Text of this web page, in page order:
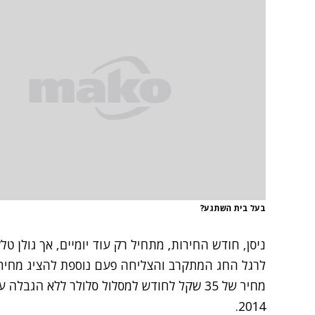
בעל בית השתגע?
ניסן, חודש החירות, מתחיל רק עוד יומיים, אך
לרגל החג המתקרב והצליחה פעם נוספת להציג
מחיר של 35 שקל לחודש למסלול סלולר ללא
2014.